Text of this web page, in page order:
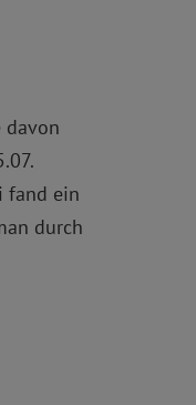
davon
fand ein
durch